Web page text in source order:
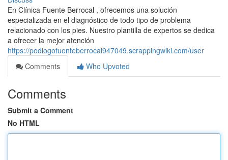
En Clínica Fuente Berrocal , ofrecemos una solución
especializada en el diagnóstico de todo tipo de problema
relacionado con los pies. Nuestro plantilla de expertos se dedica
a ofrecer la mejor atención
https://podlogofuenteberrocal947049.scrappingwiki.com/user
Comments
Who Upvoted
Comments
Submit a Comment
No HTML